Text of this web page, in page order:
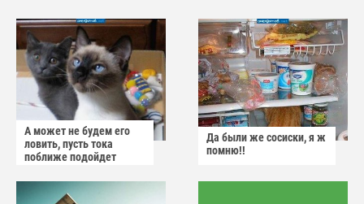
А может не будем его
ловить, пусть тока
поближе подойдет
Да были же сосиски, я ж
помню!!